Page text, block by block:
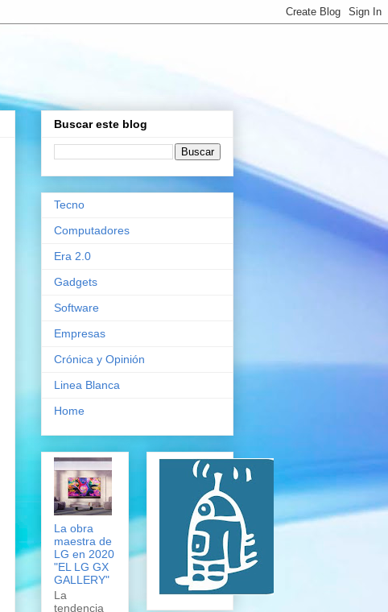
Buscar este blog
Tecno
Computadores
Era 2.0
Gadgets
Software
Empresas
Crónica y Opinión
Linea Blanca
Home
La obra
maestra de
LG en 2020
"EL LG GX
GALLERY"
La
tendencia